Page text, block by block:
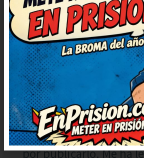
MARTA
DOMÍNGUEZ
5 febrero, 2023 at
13:53
Tremendo humor,
necesitaba ahora. Así
humor sano y con
Necesitaba una risa
por publicarlo. Me ha